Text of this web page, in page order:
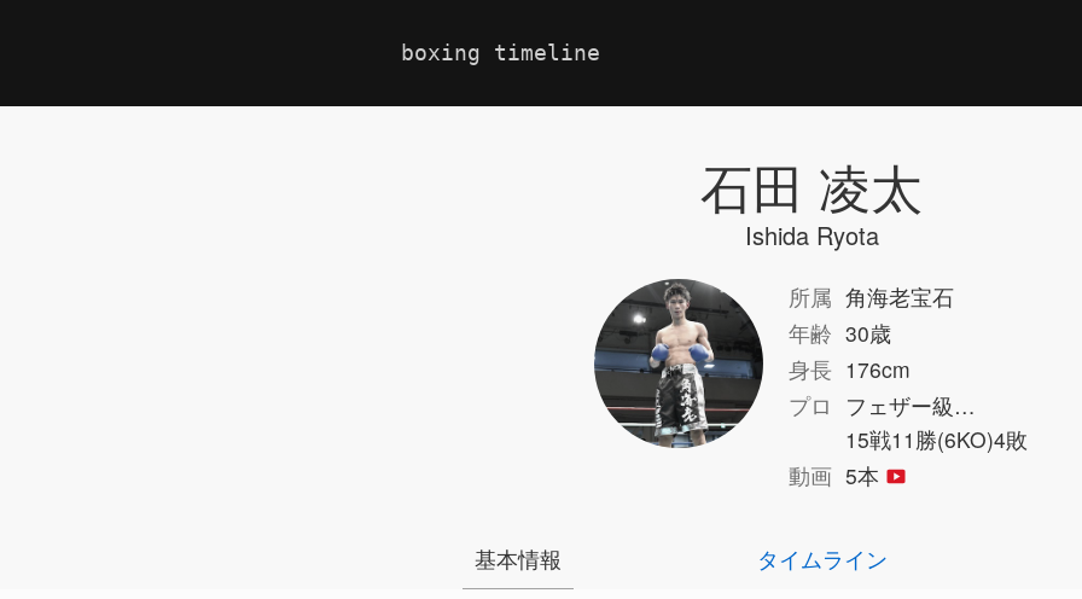
boxing timeline
石田 凌太
Ishida Ryota
所属 角海老宝石
年齢 30歳
身長 176cm
プロ
フェザー級…
15戦11勝(6KO)4敗
動画 5本
基本情報 タイムライン